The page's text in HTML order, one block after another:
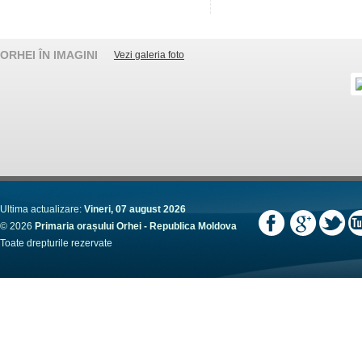
ORHEI ÎN IMAGINI Vezi galeria foto
Ultima actualizare: Vineri, 07 august 2026
© 2026 Primaria orașului Orhei - Republica Moldova
Toate drepturile rezervate